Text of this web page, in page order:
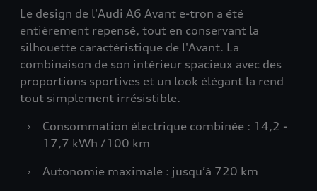
Le design de l'Audi A6 Avant e-tron a été
entièrement repensé, tout en conservant la
silhouette caractéristique de l'Avant. La
combinaison de son intérieur spacieux avec des
proportions sportives et un look élégant la rend
tout simplement irrésistible.
›
Consommation électrique combinée : 14,2 -
17,7 kWh /100 km
›
Autonomie maximale : jusqu’à 720 km